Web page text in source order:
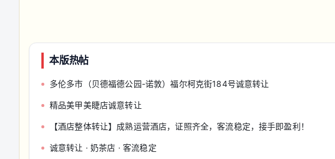
本版热帖
多伦多市（贝德福德公园-诺敦）福尔柯克街1​​84号诚意转让
精品美甲美睫店诚意转让
【酒店整体转让】成熟运营酒店，证照齐全，客流稳定，接手即盈利！
诚意转让 · 奶茶店 · 客流稳定